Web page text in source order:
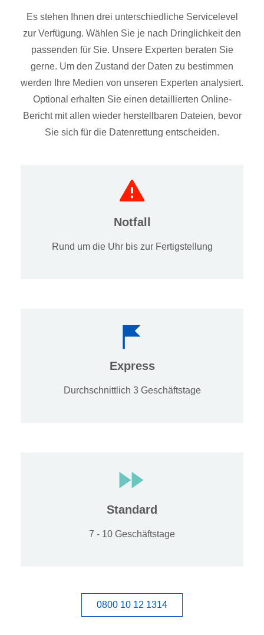
Es stehen Ihnen drei unterschiedliche Servicelevel
zur Verfügung. Wählen Sie je nach Dringlichkeit den
passenden für Sie. Unsere Experten beraten Sie
gerne. Um den Zustand der Daten zu bestimmen
werden Ihre Medien von unseren Experten analysiert.
Optional erhalten Sie einen detaillierten Online-
Bericht mit allen wieder herstellbaren Dateien, bevor
Sie sich für die Datenrettung entscheiden.
Notfall
Rund um die Uhr bis zur Fertigstellung
Express
Durchschnittlich 3 Geschäftstage
Standard
7 - 10 Geschäftstage
0800 10 12 1314